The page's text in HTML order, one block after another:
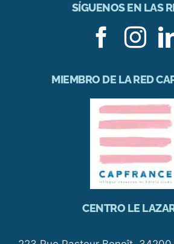
SÍGUENOS EN LAS
MIEMBRO DE LA RED
CENTRO LE